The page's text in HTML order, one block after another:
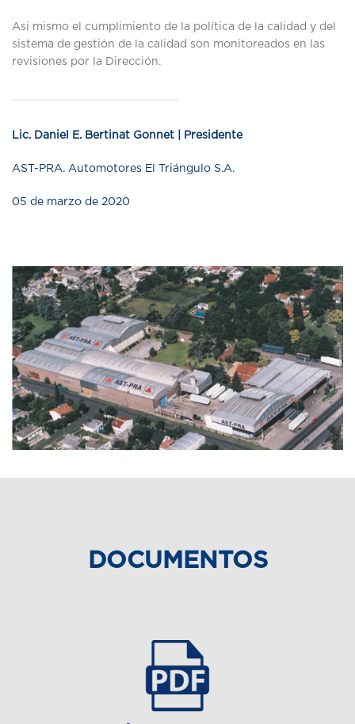
Asi mismo el cumplimiento de la política de la calidad y del
sistema de gestión de la calidad son monitoreados en las
revisiones por la Dirección.
Lic. Daniel E. Bertinat Gonnet | Presidente
AST-PRA. Automotores El Triángulo S.A.
05 de marzo de 2020
DOCUMENTOS